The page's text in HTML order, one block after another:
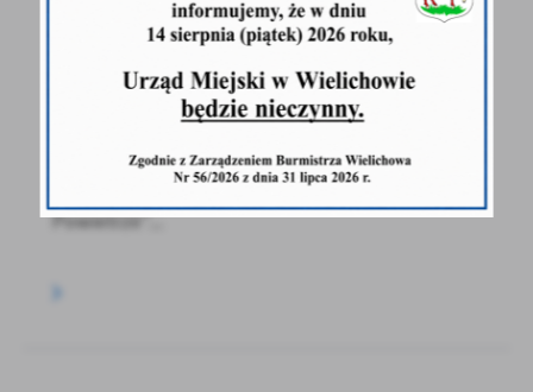
21 - 03 - 2023
Zmiany w programie “Czyste Powietrze”
Uprzejmie informujemy, że od 3 stycznia 2023
obowiązują nowe warunki Programu „Czyste
Powietrze”...